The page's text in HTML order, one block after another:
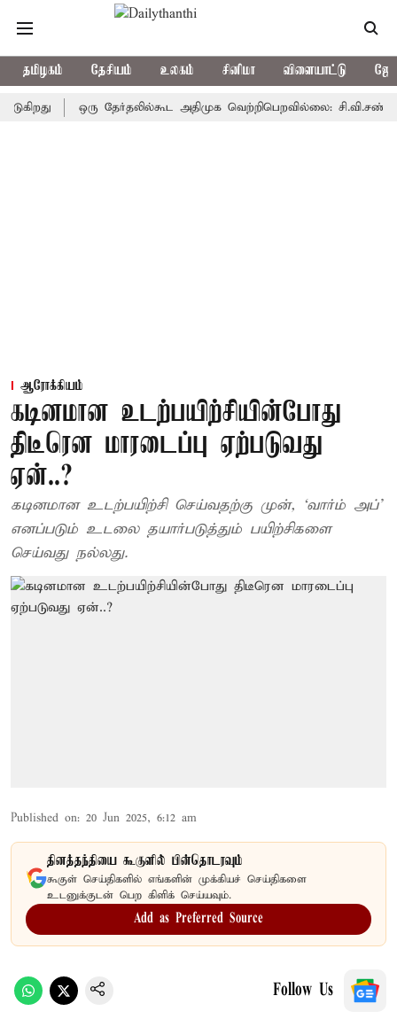
தமிழகம் தேசியம் உலகம் சினிமா விளையாட்டு
ஒரு தேர்தலில்கூட அதிமுக வெற்றிபெறவில்லை: சி.வி.சண்முகம்
ஆரோக்கியம்
கடினமான உடற்பயிற்சியின்போது
திடீரென மாரடைப்பு ஏற்படுவது
ஏன்..?
கடினமான உடற்பயிற்சி செய்வதற்கு முன், ‘வார்ம் அப்’
எனப்படும் உடலை தயார்படுத்தும் பயிற்சிகளை
செய்வது நல்லது.
Published on: 20 Jun 2025, 6:12 am
தினத்தந்தியை கூகுளில் பின்தொடரவும்
கூகுள் செய்திகளில் எங்களின் முக்கியச் செய்திகளை
உடனுக்குடன் பெற கிளிக் செய்யவும்.
Add as Preferred Source
Follow Us